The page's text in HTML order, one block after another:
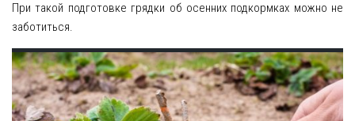
При такой подготовке грядки об осенних подкормках можно не
заботиться.